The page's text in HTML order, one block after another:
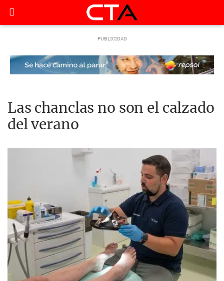
Las chanclas no son el calzado
del verano